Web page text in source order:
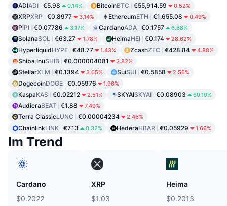
ADIADI €5.98 0.14% BitcoinBTC €55,914.59 0.52%
XRPXRP €0.8977 3.14% EthereumETH €1,655.08 0.49%
PiPI €0.07786 3.17% CardanoADA €0.1757 6.68%
SolanaSOL €63.27 1.78% HeimaHEI €0.174 28.62%
HyperliquidHYPE €48.77 1.43% ZcashZEC €428.84 4.88%
Shiba InuSHIB €0.000004081 3.82%
StellarXLM €0.1394 3.65% SuiSUI €0.5858 2.56%
DogecoinDOGE €0.05976 1.96%
KaspaKAS €0.02212 2.51% SKYAISKYAI €0.08903 60.19%
AudieraBEAT €1.88 7.49%
Terra ClassicLUNC €0.00004234 2.46%
ChainlinkLINK €7.13 0.32% HederaHBAR €0.05929 1.66%
Im Trend
Cardano
$0.2022
XRP
$1.03
Heima
$0.2013